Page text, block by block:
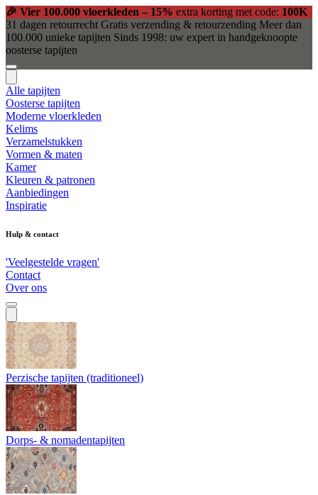
🎉 Vier 100.000 vloerkleden – 15% extra korting met code: 100K
31 dagen retourrecht Gratis verzending & retourzending Meer dan
100.000 unieke tapijten Sinds 1998: uw expert in handgeknoopte
oosterse tapijten
Alle tapijten
Oosterse tapijten
Moderne vloerkleden
Kelims
Verzamelstukken
Vormen & maten
Kamer
Kleuren & patronen
Aanbiedingen
Inspiratie
Hulp & contact
'Veelgestelde vragen'
Contact
Over ons
Perzische tapijten (traditioneel)
Dorps- & nomadentapijten